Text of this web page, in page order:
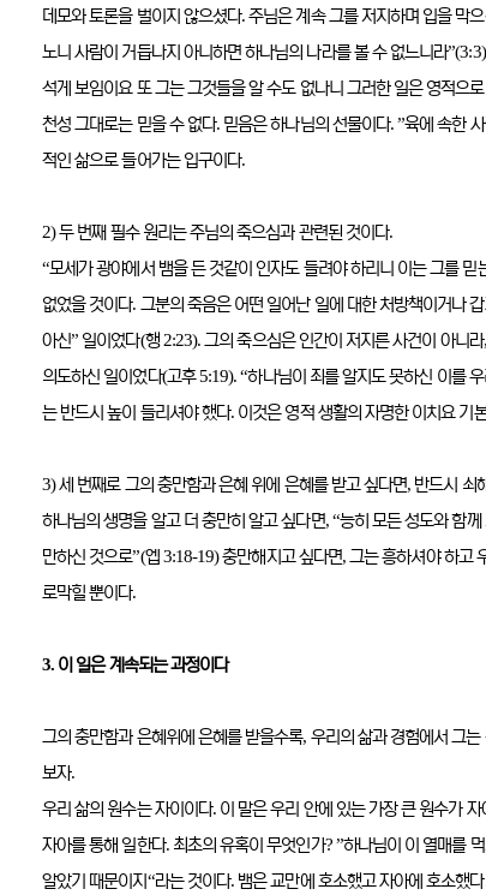
데모와 토론을 벌이지 않으셨다.주님은 계속 그를 저지하며 입을 막
노니 사람이 거듭나지 아니하면 하나님의 나라를 볼 수 없느니라
석게 보임이요 또 그는 그것들을 알 수도 없나니 그러한 일은 영적으
천성 그대로는 믿을 수 없다. 믿음은 하나님의 선물이다. ”육에 속한
적인 삶으로 들어가는 입구이다.
2)두 번째 필수 원리는 주님의 죽으심과 관련된 것이다.
“모세가 광야에서 뱀을 든 것같이 인자도 들려야 하리니 이는 그를
없었을 것이다. 그분의 죽음은 어떤 일어난 일에 대한 처방책이거나
아신” 일이었다(행2:23). 그의 죽으심은 인간이 저지른 사건이 아니라
의도하신 일이었다(고후5:19). “하나님이 죄를 알지도 못하신 이를
는 반드시 높이 들리셔야 했다. 이것은 영적 생활의 자명한 이치요 기
3)세 번째로 그의 충만함과 은혜 위에 은혜를 받고 싶다면, 반드시 쇠
하나님의 생명을 알고 더 충만히 알고 싶다면, “능히 모든 성도와 함
만하신 것으로”(엡3:18-19)충만해지고 싶다면,그는 흥하셔야 하고
로막힐 뿐이다.
3. 이 일은 계속되는 과정이다
그의 충만함과 은혜위에 은혜를 받을수록, 우리의 삶과 경험에서 그
보자.
우리 삶의 원수는 자이이다. 이 말은 우리 안에 있는 가장 큰 원수가
자아를 통해 일한다. 최초의 유혹이 무엇인가? ”하나님이 이 열매를
알았기 때문이지 “라는 것이다. 뱀은 교만에 호소했고 자아에 호소했다